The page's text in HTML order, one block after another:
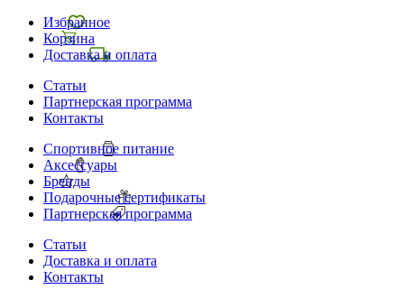
Избранное
Корзина
Доставка и оплата
Статьи
Партнерская программа
Контакты
Спортивное питание
Аксессуары
Бренды
Подарочные сертификаты
Партнерская программа
Статьи
Доставка и оплата
Контакты